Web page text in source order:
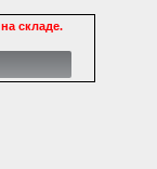
складе.